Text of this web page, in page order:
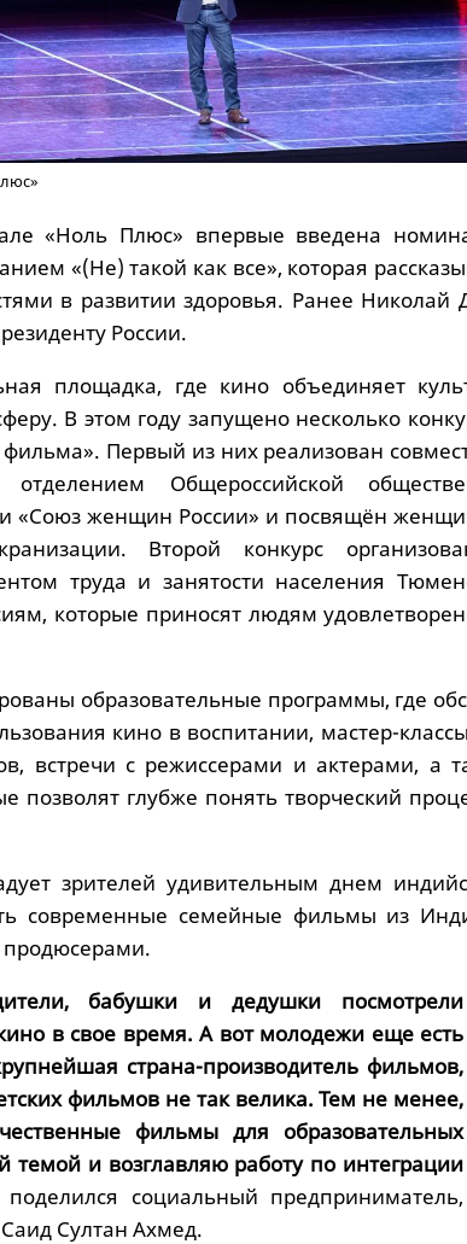
«Ноль Плюс» впервые введена
«(Не) такой как все», которая
в развитии здоровья. Ранее Николай
России.
площадка, где кино объединяет
В этом году запущено несколько
Первый из них реализован
Общероссийской
«Союз женщин России» и посвящён
Второй конкурс
труда и занятости населения
которые приносят людям
образовательные программы, где
кино в воспитании, мастер-
встречи с режиссерами и актерами, а
позволят глубже понять творческий
зрителей удивительным днем
современные семейные фильмы из
продюсерами.
бабушки и дедушки посмотрели
в свое время. А вот молодежи еще есть
страна-производитель фильмов,
фильмов не так велика. Тем не менее,
фильмы для образовательных
темой и возглавляю работу по интеграции
социальный предприниматель,
Султан Ахмед.